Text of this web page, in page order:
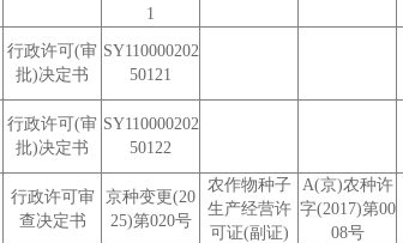
1
行政许可(审
批)决定书
SY110000202
50121
行政许可(审
批)决定书
SY110000202
50122
行政许可审
查决定书
京种变更(20
25)第020号
农作物种子
生产经营许
可证(副证)
A(京)农种许
字(2017)第00
08号